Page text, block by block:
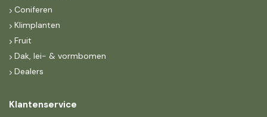
Coniferen
Klimplanten
Fruit
Dak, lei- & vormbomen
Dealers
Klantenservice